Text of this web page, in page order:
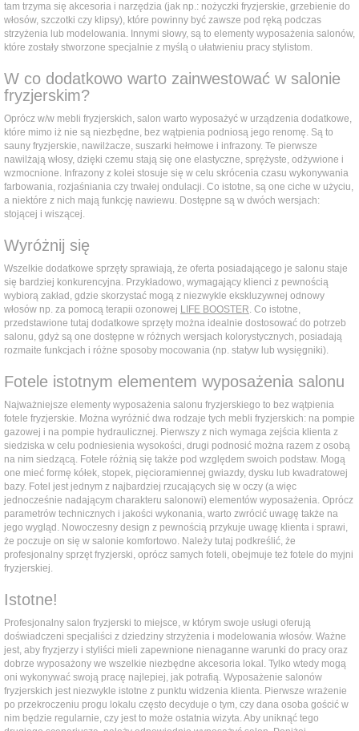
tam trzyma się akcesoria i narzędzia (jak np.: nożyczki fryzjerskie, grzebienie do
włosów, szczotki czy klipsy), które powinny być zawsze pod ręką podczas
strzyżenia lub modelowania. Innymi słowy, są to elementy wyposażenia salonów,
które zostały stworzone specjalnie z myślą o ułatwieniu pracy stylistom.
W co dodatkowo warto zainwestować w salonie
fryzjerskim?
Oprócz w/w mebli fryzjerskich, salon warto wyposażyć w urządzenia dodatkowe,
które mimo iż nie są niezbędne, bez wątpienia podniosą jego renomę. Są to
sauny fryzjerskie, nawilżacze, suszarki hełmowe i infrazony. Te pierwsze
nawilżają włosy, dzięki czemu stają się one elastyczne, sprężyste, odżywione i
wzmocnione. Infrazony z kolei stosuje się w celu skrócenia czasu wykonywania
farbowania, rozjaśniania czy trwałej ondulacji. Co istotne, są one ciche w użyciu,
a niektóre z nich mają funkcję nawiewu. Dostępne są w dwóch wersjach:
stojącej i wiszącej.
Wyróżnij się
Wszelkie dodatkowe sprzęty sprawiają, że oferta posiadającego je salonu staje
się bardziej konkurencyjna. Przykładowo, wymagający klienci z pewnością
wybiorą zakład, gdzie skorzystać mogą z niezwykle ekskluzywnej odnowy
włosów np. za pomocą terapii ozonowej LIFE BOOSTER. Co istotne,
przedstawione tutaj dodatkowe sprzęty można idealnie dostosować do potrzeb
salonu, gdyż są one dostępne w różnych wersjach kolorystycznych, posiadają
rozmaite funkcjach i różne sposoby mocowania (np. statyw lub wysięgniki).
Fotele istotnym elementem wyposażenia salonu
Najważniejsze elementy wyposażenia salonu fryzjerskiego to bez wątpienia
fotele fryzjerskie. Można wyróżnić dwa rodzaje tych mebli fryzjerskich: na pompie
gazowej i na pompie hydraulicznej. Pierwszy z nich wymaga zejścia klienta z
siedziska w celu podniesienia wysokości, drugi podnosić można razem z osobą
na nim siedzącą. Fotele różnią się także pod względem swoich podstaw. Mogą
one mieć formę kółek, stopek, pięcioramiennej gwiazdy, dysku lub kwadratowej
bazy. Fotel jest jednym z najbardziej rzucających się w oczy (a więc
jednocześnie nadającym charakteru salonowi) elementów wyposażenia. Oprócz
parametrów technicznych i jakości wykonania, warto zwrócić uwagę także na
jego wygląd. Nowoczesny design z pewnością przykuje uwagę klienta i sprawi,
że poczuje on się w salonie komfortowo. Należy tutaj podkreślić, że
profesjonalny sprzęt fryzjerski, oprócz samych foteli, obejmuje też fotele do myjni
fryzjerskiej.
Istotne!
Profesjonalny salon fryzjerski to miejsce, w którym swoje usługi oferują
doświadczeni specjaliści z dziedziny strzyżenia i modelowania włosów. Ważne
jest, aby fryzjerzy i styliści mieli zapewnione nienaganne warunki do pracy oraz
dobrze wyposażony we wszelkie niezbędne akcesoria lokal. Tylko wtedy mogą
oni wykonywać swoją pracę najlepiej, jak potrafią. Wyposażenie salonów
fryzjerskich jest niezwykle istotne z punktu widzenia klienta. Pierwsze wrażenie
po przekroczeniu progu lokalu często decyduje o tym, czy dana osoba gościć w
nim będzie regularnie, czy jest to może ostatnia wizyta. Aby uniknąć tego